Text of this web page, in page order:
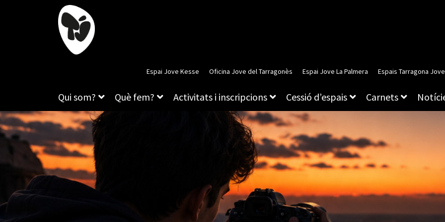
Espai Jove Kesse Oficina Jove del Tarragonès Espai Jove La Palmera Espais Tarragona Jove
Qui som? Què fem? Activitats i inscripcions Cessió d’espais Carnets